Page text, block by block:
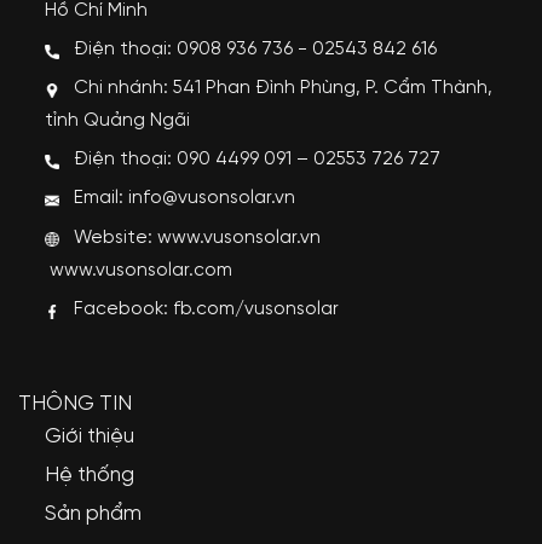
Hồ Chí Minh
Điện thoại: 0908 936 736 - 02543 842 616
Chi nhánh: 541 Phan Đình Phùng, P. Cẩm Thành,
tỉnh Quảng Ngãi
Điện thoại: 090 4499 091 – 02553 726 727
Email: info@vusonsolar.vn
Website:www.vusonsolar.vn
www.vusonsolar.com
Facebook: fb.com/vusonsolar
THÔNG TIN
Giới thiệu
Hệ thống
Sản phẩm